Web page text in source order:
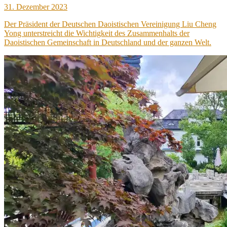
Veröffentlicht
31. Dezember 2023
Der Präsident der Deutschen Daoistischen Vereinigung Liu Cheng
Yong unterstreicht die Wichtigkeit des Zusammenhalts der
Daoistischen Gemeinschaft in Deutschland und der ganzen Welt.